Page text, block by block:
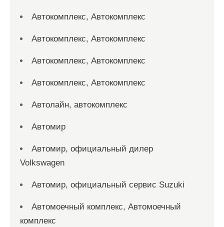
Автокомплекс, Автокомплекс
Автокомплекс, Автокомплекс
Автокомплекс, Автокомплекс
Автокомплекс, Автокомплекс
Автолайн, автокомплекс
Автомир
Автомир, официальный дилер
Volkswagen
Автомир, официальный сервис Suzuki
Автомоечный комплекс, Автомоечный
комплекс